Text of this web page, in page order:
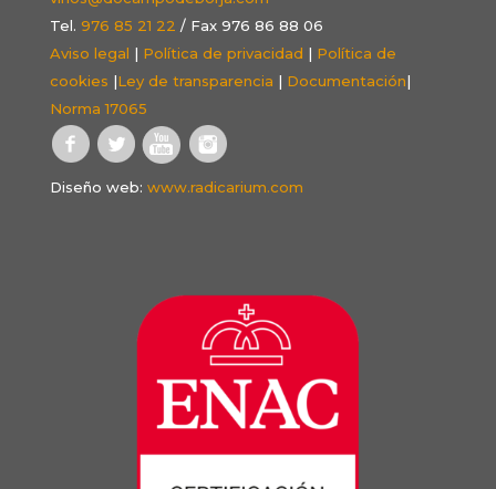
Tel. 976 85 21 22 / Fax 976 86 88 06
Aviso legal | Política de privacidad | Política de
cookies |Ley de transparencia | Documentación|
Norma 17065
Diseño web: www.radicarium.com